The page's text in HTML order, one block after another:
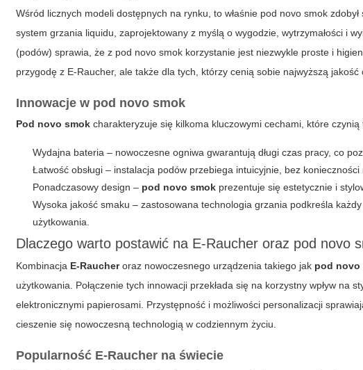
Wśród licznych modeli dostępnych na rynku, to właśnie pod novo smok
system grzania liquidu, zaprojektowany z myślą o wygodzie, wytrzymałości i
(podów) sprawia, że z pod novo smok korzystanie jest niezwykle proste i
przygodę z E-Raucher, ale także dla tych, którzy cenią sobie najwyższą jakość
Innowacje w pod novo smok
Pod novo smok charakteryzuje się kilkoma kluczowymi cechami, które
Wydajna bateria – nowoczesne ogniwa gwarantują długi czas pracy, co
Łatwość obsługi – instalacja podów przebiega intuicyjnie, bez
Ponadczasowy design – pod novo smok prezentuje się estetycznie i
Wysoka jakość smaku – zastosowana technologia grzania podkreśla
użytkowania.
Dlaczego warto postawić na E-Raucher oraz pod novo
Kombinacja E-Raucheroraz nowoczesnego urządzenia takiego jak pod novo
użytkowania. Połączenie tych innowacji przekłada się na korzystny wpływ na
elektronicznymi papierosami. Przystępność i możliwości personalizacji
cieszenie się nowoczesną technologią w codziennym życiu.
Popularność E-Raucher na świecie